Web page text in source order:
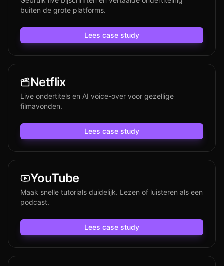
buiten de grote platforms.
Lees case study
Netflix
Live ondertitels en AI voice-over voor gezellige
filmavonden.
Lees case study
YouTube
Maak snelle tutorials duidelijk. Lezen of luisteren als een
podcast.
Lees case study